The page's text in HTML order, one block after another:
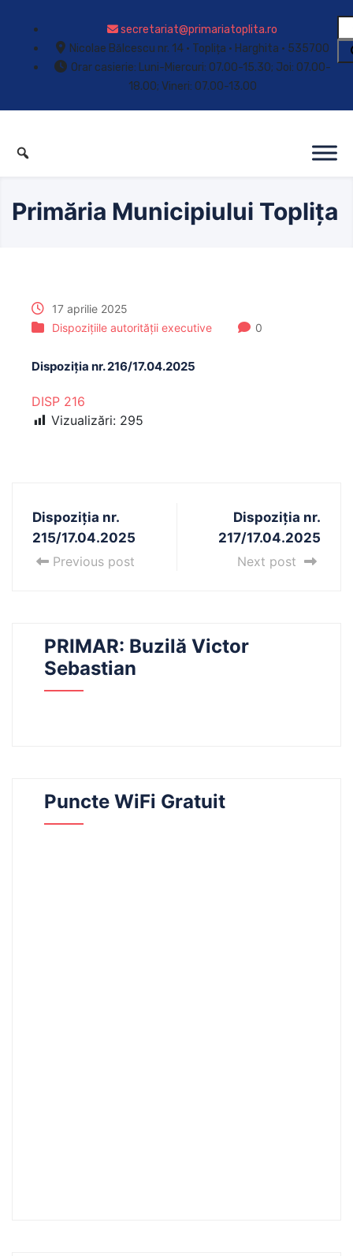
secretariat@primariatoplita.ro
Nicolae Bălcescu nr. 14 • Toplița • Harghita • 535700
Orar casierie: Luni-Miercuri: 07.00-15.30; Joi: 07.00-
18.00; Vineri: 07.00-13.00
Primăria Municipiului Toplița
17 aprilie 2025
Dispozițiile autorității executive
0
Dispoziția nr. 216/17.04.2025
DISP 216
Vizualizări: 295
Dispoziția nr.
215/17.04.2025
Previous post
Dispoziția nr.
217/17.04.2025
Next post
PRIMAR: Buzilă Victor
Sebastian
Puncte WiFi Gratuit